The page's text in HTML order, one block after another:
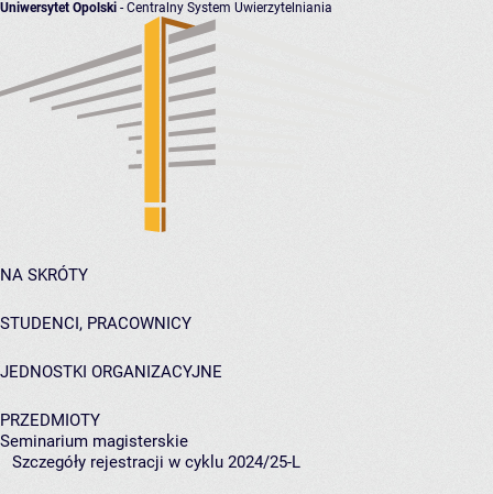
Uniwersytet Opolski - Centralny System Uwierzytelniania
NA SKRÓTY
STUDENCI, PRACOWNICY
JEDNOSTKI ORGANIZACYJNE
PRZEDMIOTY
Seminarium magisterskie
Szczegóły rejestracji w cyklu 2024/25-L